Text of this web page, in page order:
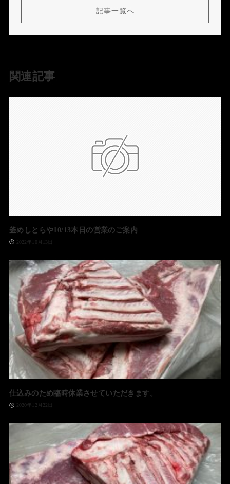
記事一覧へ
関連記事
釜めしとらや10/13本日の営業のご案内
2022年10月13日
仕込みのため臨時休業させていただきます。
2020年12月22日